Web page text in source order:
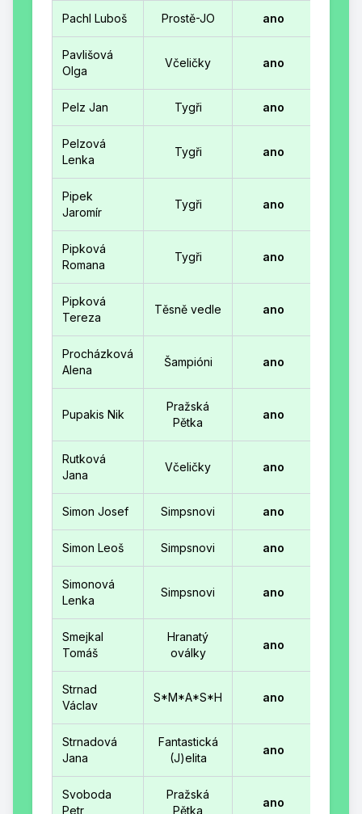
Pachl Luboš Prostě-JO ano
Pavlišová
Olga
Včeličky ano
Pelz Jan Tygři ano
Pelzová
Lenka
Tygři ano
Pipek
Jaromír
Tygři ano
Pipková
Romana
Tygři ano
Pipková
Tereza
Těsně vedle ano
Procházková
Alena
Šampióni ano
Pupakis Nik
Pražská
Pětka
ano
Rutková
Jana
Včeličky ano
Simon Josef Simpsnovi ano
Simon Leoš Simpsnovi ano
Simonová
Lenka
Simpsnovi ano
Smejkal
Tomáš
Hranatý
oválky
ano
Strnad
Václav
S*M*A*S*H ano
Strnadová
Jana
Fantastická
(J)elita
ano
Svoboda
Petr
Pražská
Pětka
ano